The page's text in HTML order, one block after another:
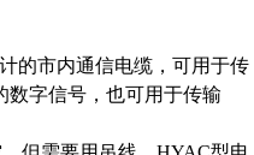
的市内通信电缆，可用于传
数字信号，也可用于传输